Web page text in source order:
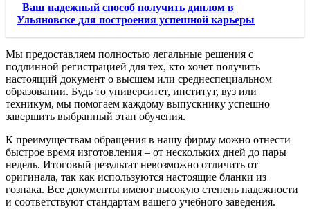
Ваш надежный способ получить диплом в
Ульяновске для построения успешной карьеры
Мы предоставляем полностью легальные решения с
подлинной регистрацией для тех, кто хочет получить
настоящий документ о высшем или среднеспециальном
образовании. Будь то университет, институт, вуз или
техникум, мы помогаем каждому выпускнику успешно
завершить выбранный этап обучения.
К преимуществам обращения в нашу фирму можно отнести
быстрое время изготовления – от нескольких дней до пары
недель. Итоговый результат невозможно отличить от
оригинала, так как используются настоящие бланки из
гознака. Все документы имеют высокую степень надежности
и соответствуют стандартам вашего учебного заведения.